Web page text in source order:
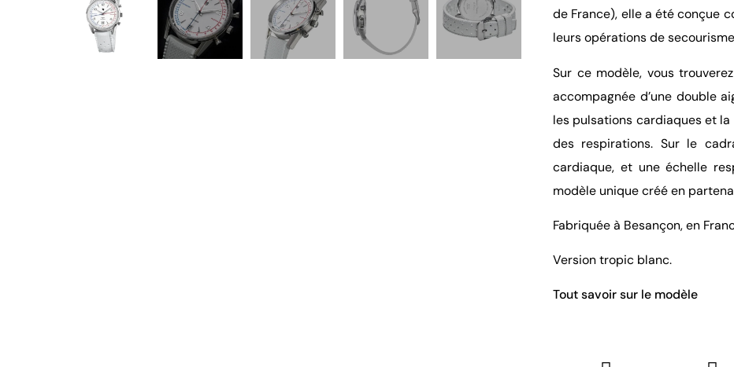
de France), elle a été conçue
leurs opérations de
Sur ce modèle, vous
accompagnée d’une double
les pulsations cardiaques et
des respirations. Sur le
cardiaque, et une échelle
modèle unique créé en
Fabriquée à Besançon, en
Version tropic blanc.
Tout savoir sur le modèle